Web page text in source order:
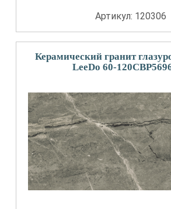
Артикул: 120306
Керамический гранит
LeeDo 60-